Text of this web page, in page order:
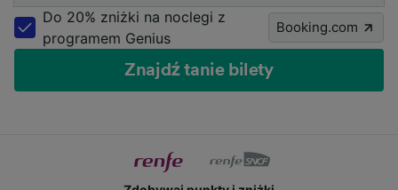
Do 20% zniżki na noclegi z
programem Genius
Booking.com
Znajdź tanie bilety